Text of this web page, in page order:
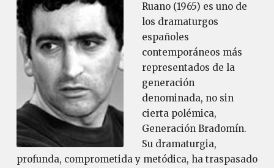
Ruano (1965) es uno de
los dramaturgos
españoles
contemporáneos más
representados de la
generación
denominada, no sin
cierta polémica,
Generación Bradomín.
Su dramaturgia,
profunda, comprometida y metódica, ha traspasado